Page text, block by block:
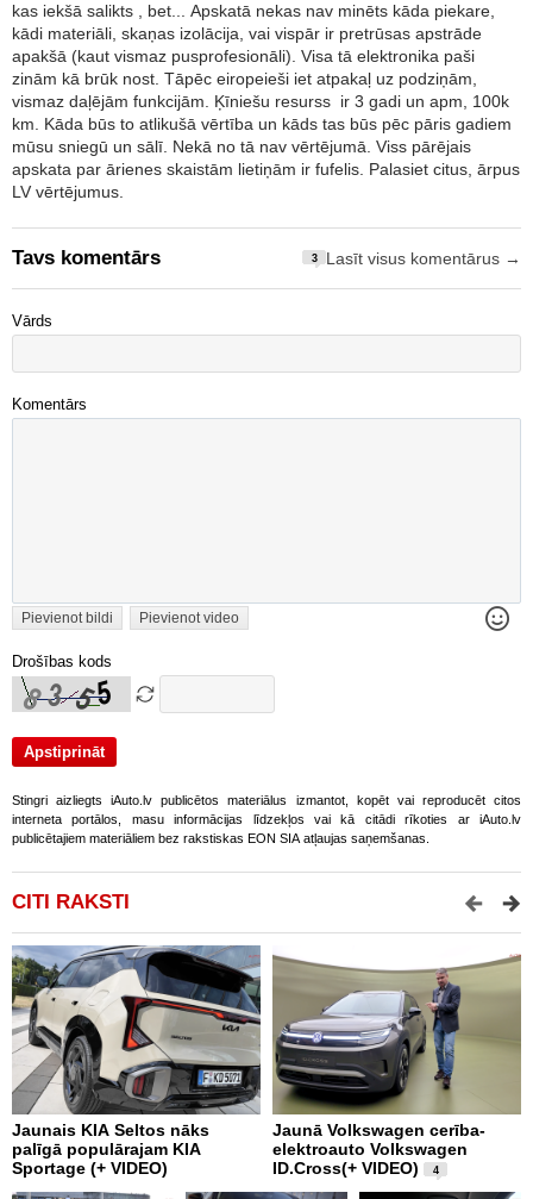
kas iekšā salikts , bet... Apskatā nekas nav minēts kāda piekare,
kādi materiāli, skaņas izolācija, vai vispār ir pretrūsas apstrāde
apakšā (kaut vismaz pusprofesionāli). Visa tā elektronika paši
zinām kā brūk nost. Tāpēc eiropeieši iet atpakaļ uz podziņām,
vismaz daļējām funkcijām. Ķīniešu resurss ir 3 gadi un apm, 100k
km. Kāda būs to atlikušā vērtība un kāds tas būs pēc pāris gadiem
mūsu sniegū un sālī. Nekā no tā nav vērtējumā. Viss pārējais
apskata par ārienes skaistām lietiņām ir fufelis. Palasiet citus, ārpus
LV vērtējumus.
Tavs komentārs 3 Lasīt visus komentārus →
Vārds
Komentārs
Pievienot bildi Pievienot video
Drošības kods
Stingri aizliegts iAuto.lv publicētos materiālus izmantot, kopēt vai reproducēt citos
interneta portālos, masu informācijas līdzekļos vai kā citādi rīkoties ar iAuto.lv
publicētajiem materiāliem bez rakstiskas EON SIA atļaujas saņemšanas.
CITI RAKSTI
Jaunais KIA Seltos nāks
palīgā populārajam KIA
Sportage (+ VIDEO)
Jaunā Volkswagen cerība-
elektroauto Volkswagen
ID.Cross(+ VIDEO)
4